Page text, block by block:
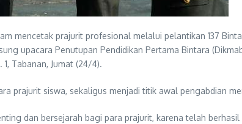
mencetak prajurit profesional melalui pelantikan 137
upacara Penutupan Pendidikan Pertama Bintara
Tabanan, Jumat (24/4).
prajurit siswa, sekaligus menjadi titik awal pengabdian
dan bersejarah bagi para prajurit, karena telah